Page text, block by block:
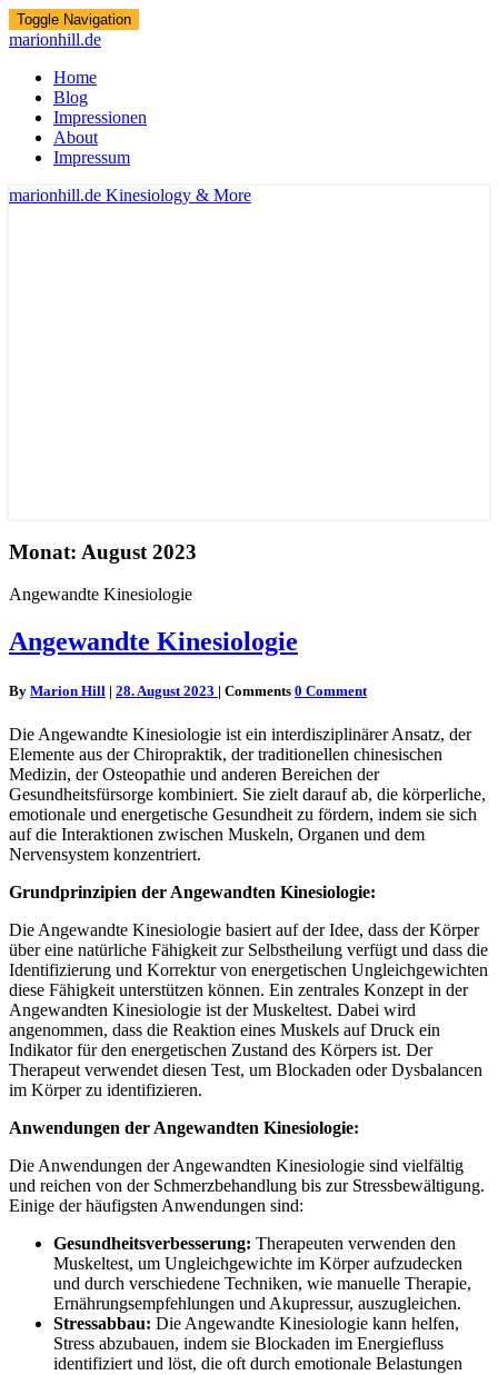
Toggle Navigation
marionhill.de
Home
Blog
Impressionen
About
Impressum
marionhill.de Kinesiology & More
Monat: August 2023
Angewandte Kinesiologie
Angewandte Kinesiologie
By Marion Hill | 28. August 2023 | Comments 0 Comment
Die Angewandte Kinesiologie ist ein interdisziplinärer Ansatz, der
Elemente aus der Chiropraktik, der traditionellen chinesischen
Medizin, der Osteopathie und anderen Bereichen der
Gesundheitsfürsorge kombiniert. Sie zielt darauf ab, die körperliche,
emotionale und energetische Gesundheit zu fördern, indem sie sich
auf die Interaktionen zwischen Muskeln, Organen und dem
Nervensystem konzentriert.
Grundprinzipien der Angewandten Kinesiologie:
Die Angewandte Kinesiologie basiert auf der Idee, dass der Körper
über eine natürliche Fähigkeit zur Selbstheilung verfügt und dass die
Identifizierung und Korrektur von energetischen Ungleichgewichten
diese Fähigkeit unterstützen können. Ein zentrales Konzept in der
Angewandten Kinesiologie ist der Muskeltest. Dabei wird
angenommen, dass die Reaktion eines Muskels auf Druck ein
Indikator für den energetischen Zustand des Körpers ist. Der
Therapeut verwendet diesen Test, um Blockaden oder Dysbalancen
im Körper zu identifizieren.
Anwendungen der Angewandten Kinesiologie:
Die Anwendungen der Angewandten Kinesiologie sind vielfältig
und reichen von der Schmerzbehandlung bis zur Stressbewältigung.
Einige der häufigsten Anwendungen sind:
Gesundheitsverbesserung: Therapeuten verwenden den
Muskeltest, um Ungleichgewichte im Körper aufzudecken
und durch verschiedene Techniken, wie manuelle Therapie,
Ernährungsempfehlungen und Akupressur, auszugleichen.
Stressabbau: Die Angewandte Kinesiologie kann helfen,
Stress abzubauen, indem sie Blockaden im Energiefluss
identifiziert und löst, die oft durch emotionale Belastungen